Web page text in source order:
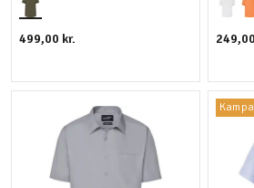
499,00 kr.